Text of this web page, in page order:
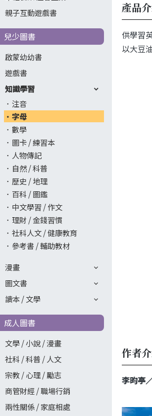
親子互動遊戲書
兒少圖書
啟蒙幼幼書
遊戲書
知識學習
注音
字母
數學
圖卡 / 練習本
人物傳記
自然 / 科普
歷史 / 地理
百科 / 圖鑑
中文學習 / 作文
理財 / 金錢習慣
社科人文 / 健康教育
參考書 / 輔助教材
漫畫
圖文書
讀本 / 文學
成人圖書
文學 / 小說 / 漫畫
社科 / 科普 / 人文
宗教 / 心理 / 勵志
商管財經 / 職場行銷
兩性關係 / 家庭相處
產品
供學習
以大豆
作者
李昀亭